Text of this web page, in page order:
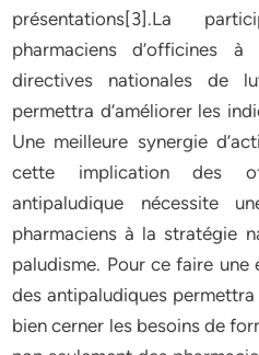
présentations[3].La
pharmaciens
directives nationales de
permettra d’améliorer les
Une meilleure synergie
cette implication des
antipaludique nécessite
pharmaciens à la stratégie
paludisme. Pour ce faire
des antipaludiques
bien cerner les besoins de